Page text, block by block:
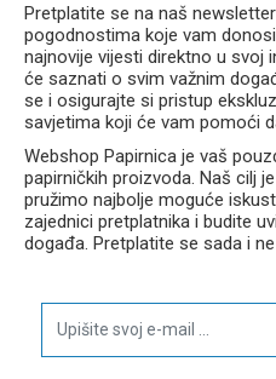
Pretplatite se na naš
pogodnostima koje vam
najnovije vijesti direktno u svoj
će saznati o svim važnim
se i osigurajte si pristup
savjetima koji će vam pomoći
Webshop Papirnica je vaš
papirničkih proizvoda. Naš cilj
pružimo najbolje moguće
zajednici pretplatnika i budite
događa. Pretplatite se sada i